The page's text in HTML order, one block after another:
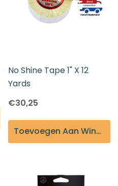
No Shine Tape 1" X 12
Yards
€30,25
Toevoegen Aan Winkelmandje